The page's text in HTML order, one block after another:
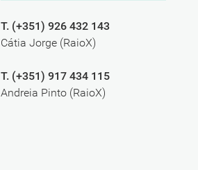
T. (+351) 926 432 143
Cátia Jorge (RaioX)
T. (+351) 917 434 115
Andreia Pinto (RaioX)